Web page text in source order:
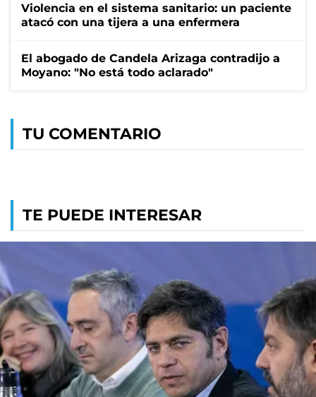
Violencia en el sistema sanitario: un paciente
atacó con una tijera a una enfermera
El abogado de Candela Arizaga contradijo a
Moyano: "No está todo aclarado"
TU COMENTARIO
TE PUEDE INTERESAR